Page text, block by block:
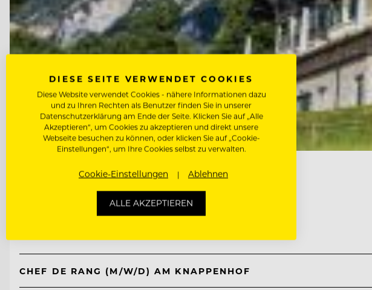
TOP ARBEITGEBER
Knappenhof
CHEF DE RANG (M/W/D) AM KNAPPENHOF
DIESE SEITE VERWENDET COOKIES
Diese Website verwendet Cookies - nähere Informationen dazu
und zu Ihren Rechten als Benutzer finden Sie in unserer
Datenschutzerklärung am Ende der Seite. Klicken Sie auf „Alle
Akzeptieren“, um Cookies zu akzeptieren und direkt unsere
Webseite besuchen zu können, oder klicken Sie auf „Cookie-
Einstellungen“, um Ihre Cookies selbst zu verwalten.
Cookie-Einstellungen Ablehnen
ALLE AKZEPTIEREN